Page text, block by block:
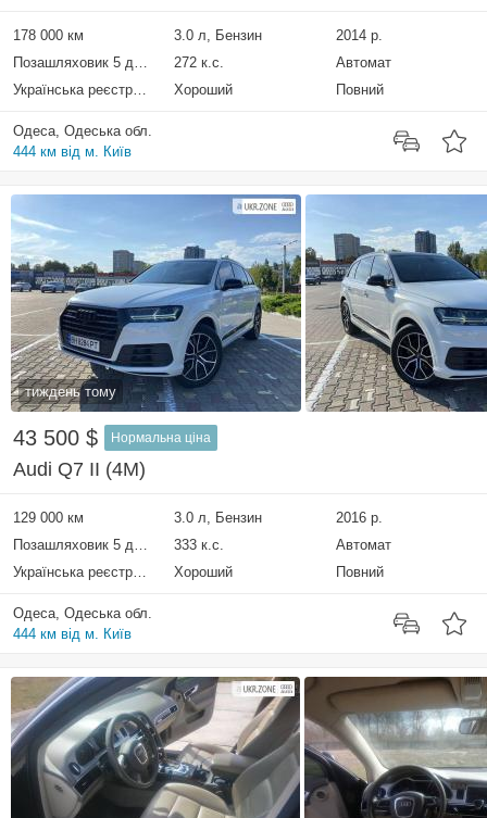
178 000 км 3.0 л, Бензин
2014 р.
Позашляховик 5 дверей
272 к.с.
Автомат
Українська реєстрація
Хороший Повний
Одеса, Одеська обл.
444 км від м. Київ
тиждень тому
43 500 $ Нормальна ціна
Audi Q7 II (4M)
129 000 км 3.0 л, Бензин
2016 р.
Позашляховик 5 дверей
333 к.с.
Автомат
Українська реєстрація
Хороший Повний
Одеса, Одеська обл.
444 км від м. Київ